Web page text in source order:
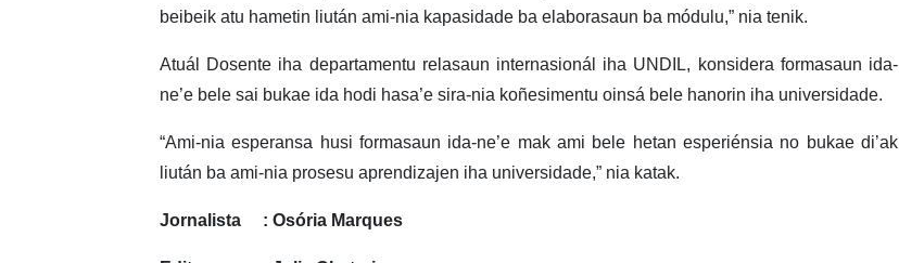
beibeik atu hametin liután ami-nia kapasidade ba elaborasaun ba módulu,” nia tenik.
Atuál Dosente iha departamentu relasaun internasionál iha UNDIL, konsidera formasaun ida-
ne’e bele sai bukae ida hodi hasa’e sira-nia koñesimentu oinsá bele hanorin iha universidade.
“Ami-nia esperansa husi formasaun ida-ne’e mak ami bele hetan esperiénsia no bukae di’ak
liután ba ami-nia prosesu aprendizajen iha universidade,” nia katak.
Jornalista : Osória Marques